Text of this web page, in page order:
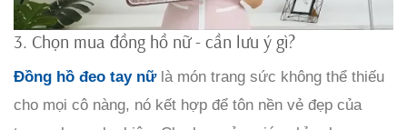
3. Chọn mua đồng hồ nữ - cần lưu ý gì?
Đồng hồ đeo tay nữlà món trang sức không thể thiếu
cho mọi cô nàng, nó kết hợp để tôn nền vẻ đẹp của